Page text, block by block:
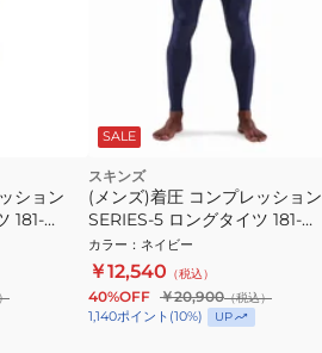
ション
181-
SALE
スキンズ
(メンズ)着圧 コンプレッション
SERIES-5 ロングタイツ 181-
70510-098
カラー ： ネイビー
￥12,540 （税込）
40%OFF ￥20,900（税込）
1,140ポイント (10%) UP